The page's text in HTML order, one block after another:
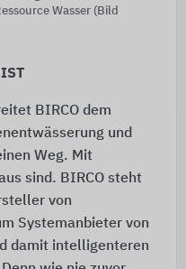
Wasser (Bild
BIRCO dem
und
Weg. Mit
sind. BIRCO steht
von
Systemanbieter von
damit intelligenteren